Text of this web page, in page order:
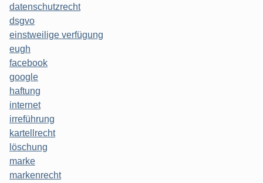
datenschutzrecht
dsgvo
einstweilige verfügung
eugh
facebook
google
haftung
internet
irreführung
kartellrecht
löschung
marke
markenrecht